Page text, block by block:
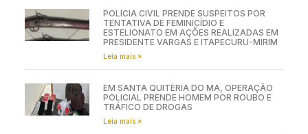
POLÍCIA CIVIL PRENDE SUSPEITOS POR
TENTATIVA DE FEMINICÍDIO E
ESTELIONATO EM AÇÕES REALIZADAS EM
PRESIDENTE VARGAS E ITAPECURU-MIRIM
Leia mais »
EM SANTA QUITÉRIA DO MA, OPERAÇÃO
POLICIAL PRENDE HOMEM POR ROUBO E
TRÁFICO DE DROGAS
Leia mais »